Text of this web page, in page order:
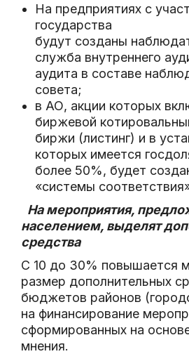
На предприятиях с
государства
будут созданы
служба внутреннего
аудита в составе
совета;
в АО, акции которых
биржевой
биржи (листинг) и в
которых имеется
более 50%, будет
«системы
На мероприятия,
населением, выделят
средства
С 10 до 30% повышается
размер дополнительных
бюджетов районов
на финансирование
сформированных на
мнения.